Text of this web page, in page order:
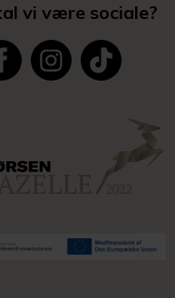
vi være sociale?